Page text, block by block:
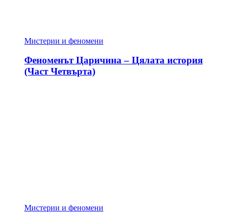
Мистерии и феномени
Феноменът Царичина – Цялата история
(Част Четвърта)
Мистерии и феномени